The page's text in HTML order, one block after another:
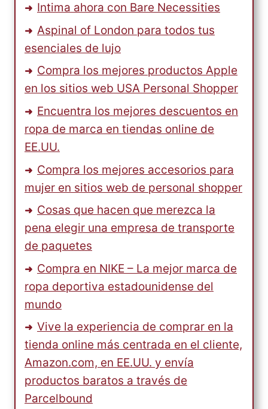
Intima ahora con Bare Necessities
Aspinal of London para todos tus
esenciales de lujo
Compra los mejores productos Apple
en los sitios web USA Personal Shopper
Encuentra los mejores descuentos en
ropa de marca en tiendas online de
EE.UU.
Compra los mejores accesorios para
mujer en sitios web de personal shopper
Cosas que hacen que merezca la
pena elegir una empresa de transporte
de paquetes
Compra en NIKE – La mejor marca de
ropa deportiva estadounidense del
mundo
Vive la experiencia de comprar en la
tienda online más centrada en el cliente,
Amazon.com, en EE.UU. y envía
productos baratos a través de
Parcelbound